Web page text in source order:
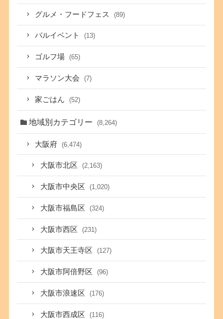
グルメ・フードフェス (89)
バルイベント (13)
ゴルフ場 (65)
マラソン大会 (7)
家ごはん (52)
地域別カテゴリー (8,264)
大阪府 (6,474)
大阪市北区 (2,163)
大阪市中央区 (1,020)
大阪市福島区 (324)
大阪市西区 (231)
大阪市天王寺区 (127)
大阪市阿倍野区 (96)
大阪市浪速区 (176)
大阪市西成区 (116)